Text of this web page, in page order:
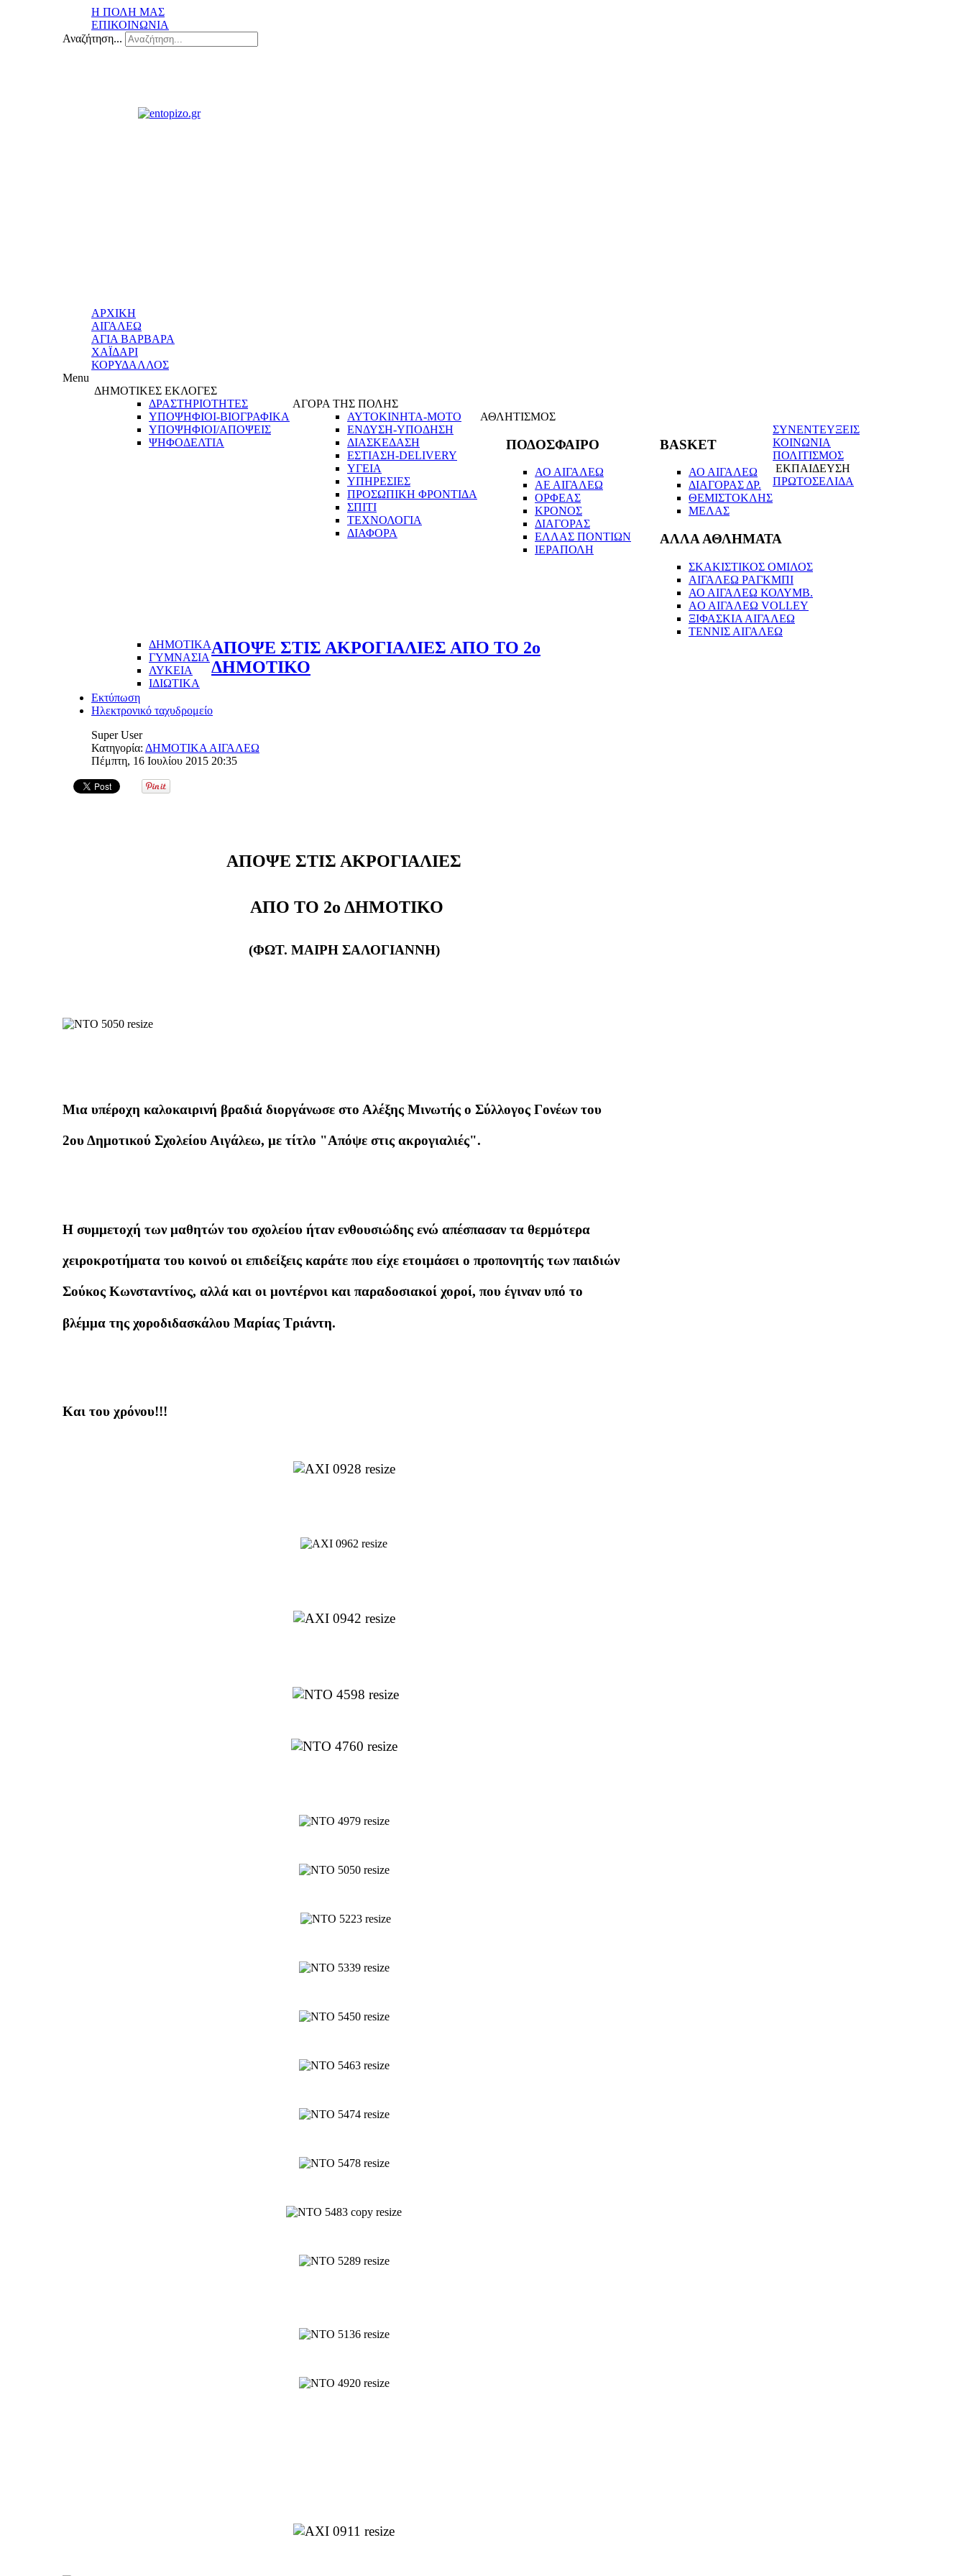
Η ΠΟΛΗ ΜΑΣ
ΕΠΙΚΟΙΝΩΝΙΑ
Αναζήτηση...
ΑΡΧΙΚΗ
ΑΙΓΑΛΕΩ
ΑΓΙΑ ΒΑΡΒΑΡΑ
ΧΑΪΔΑΡΙ
ΚΟΡΥΔΑΛΛΟΣ
Menu
ΔΗΜΟΤΙΚΕΣ ΕΚΛΟΓΕΣ
ΔΡΑΣΤΗΡΙΟΤΗΤΕΣ
ΥΠΟΨΗΦΙΟΙ-ΒΙΟΓΡΑΦΙΚΑ
ΥΠΟΨΗΦΙΟΙ/ΑΠΟΨΕΙΣ
ΨΗΦΟΔΕΛΤΙΑ
ΑΓΟΡΑ ΤΗΣ ΠΟΛΗΣ
ΑΥΤΟΚΙΝΗΤΑ-ΜΟΤΟ
ΕΝΔΥΣΗ-ΥΠΟΔΗΣΗ
ΔΙΑΣΚΕΔΑΣΗ
ΕΣΤΙΑΣΗ-DELIVERY
ΥΓΕΙΑ
ΥΠΗΡΕΣΙΕΣ
ΠΡΟΣΩΠΙΚΗ ΦΡΟΝΤΙΔΑ
ΣΠΙΤΙ
ΤΕΧΝΟΛΟΓΙΑ
ΔΙΑΦΟΡΑ
ΑΘΛΗΤΙΣΜΟΣ
ΠΟΔΟΣΦΑΙΡΟ
ΑΟ ΑΙΓΑΛΕΩ
ΑΕ ΑΙΓΑΛΕΩ
ΟΡΦΕΑΣ
ΚΡΟΝΟΣ
ΔΙΑΓΟΡΑΣ
ΕΛΛΑΣ ΠΟΝΤΙΩΝ
ΙΕΡΑΠΟΛΗ
BASKET
ΑΟ ΑΙΓΑΛΕΩ
ΔΙΑΓΟΡΑΣ ΔΡ.
ΘΕΜΙΣΤΟΚΛΗΣ
ΜΕΛΑΣ
ΑΛΛΑ ΑΘΛΗΜΑΤΑ
ΣΚΑΚΙΣΤΙΚΟΣ ΟΜΙΛΟΣ
ΑΙΓΑΛΕΩ ΡΑΓΚΜΠΙ
ΑΟ ΑΙΓΑΛΕΩ ΚΟΛΥΜΒ.
AO AIΓΑΛΕΩ VOLLEY
ΞΙΦΑΣΚΙΑ ΑΙΓΑΛΕΩ
ΤΕΝΝΙΣ ΑΙΓΑΛΕΩ
ΣΥΝΕΝΤΕΥΞΕΙΣ
ΚΟΙΝΩΝΙΑ
ΠΟΛΙΤΙΣΜΟΣ
ΕΚΠΑΙΔΕΥΣΗ
ΔΗΜΟΤΙΚΑ
ΓΥΜΝΑΣΙΑ
ΛΥΚΕΙΑ
ΙΔΙΩΤΙΚΑ
ΠΡΩΤΟΣΕΛΙΔΑ
ΑΠΟΨΕ ΣΤΙΣ ΑΚΡΟΓΙΑΛΙΕΣ ΑΠΟ ΤΟ 2ο
ΔΗΜΟΤΙΚΟ
Εκτύπωση
Ηλεκτρονικό ταχυδρομείο
Super User
Κατηγορία: ΔΗΜΟΤΙΚΑ ΑΙΓΑΛΕΩ
Πέμπτη, 16 Ιουλίου 2015 20:35
ΑΠΟΨΕ ΣΤΙΣ ΑΚΡΟΓΙΑΛΙΕΣ
ΑΠΟ ΤΟ 2ο ΔΗΜΟΤΙΚΟ
(ΦΩΤ. ΜΑΙΡΗ ΣΑΛΟΓΙΑΝΝΗ)
Μια υπέροχη καλοκαιρινή βραδιά διοργάνωσε στο Αλέξης Μινωτής ο Σύλλογος Γονέων του
2ου Δημοτικού Σχολείου Αιγάλεω, με τίτλο "Απόψε στις ακρογιαλιές".
Η συμμετοχή των μαθητών του σχολείου ήταν ενθουσιώδης ενώ απέσπασαν τα θερμότερα
χειροκροτήματα του κοινού οι επιδείξεις καράτε που είχε ετοιμάσει ο προπονητής των παιδιών
Σούκος Κωνσταντίνος, αλλά και οι μοντέρνοι και παραδοσιακοί χοροί, που έγιναν υπό το
βλέμμα της χοροδιδασκάλου Μαρίας Τριάντη.
Και του χρόνου!!!